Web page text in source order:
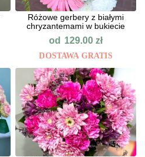
Różowe gerbery z białymi
chryzantemami w bukiecie
od 129.00zł
DOSTAWA GRATIS